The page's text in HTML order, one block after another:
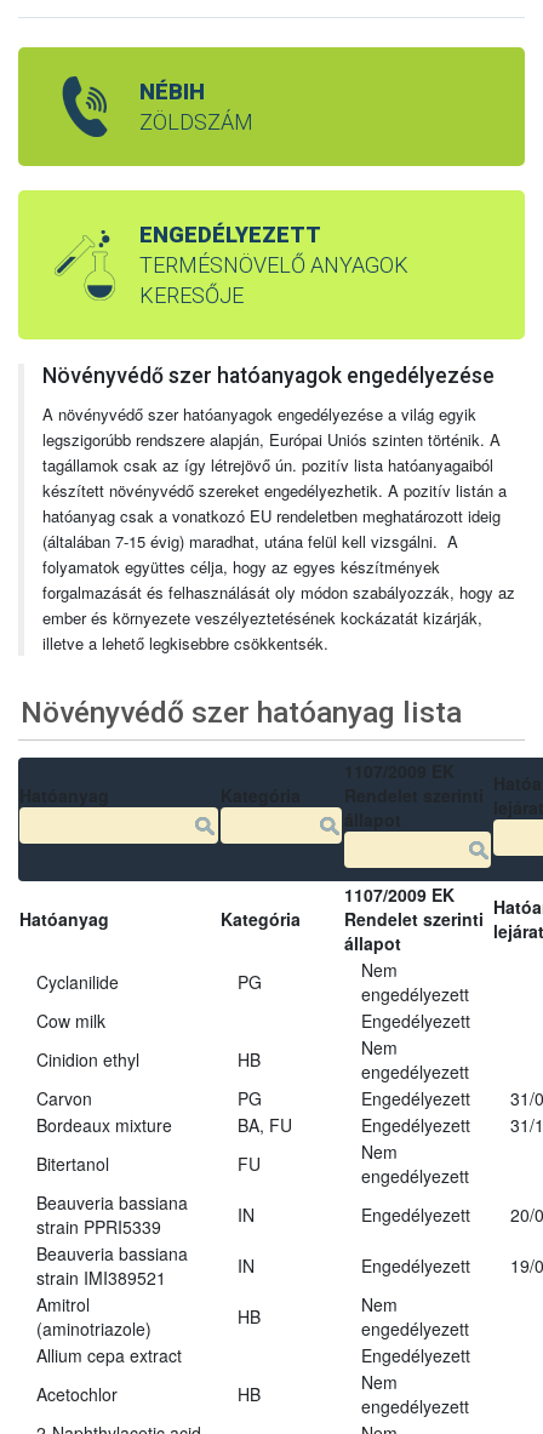
NÉBIH
ZÖLDSZÁM
ENGEDÉLYEZETT
TERMÉSNÖVELŐ ANYAGOK
KERESŐJE
Növényvédő szer hatóanyagok engedélyezése
A növényvédő szer hatóanyagok engedélyezése a világ egyik
legszigorúbb rendszere alapján, Európai Uniós szinten történik. A
tagállamok csak az így létrejövő ún. pozitív lista hatóanyagaiból
készített növényvédő szereket engedélyezhetik. A pozitív listán a
hatóanyag csak a vonatkozó EU rendeletben meghatározott ideig
(általában 7-15 évig) maradhat, utána felül kell vizsgálni. A
folyamatok együttes célja, hogy az egyes készítmények
forgalmazását és felhasználását oly módon szabályozzák, hogy az
ember és környezete veszélyeztetésének kockázatát kizárják,
illetve a lehető legkisebbre csökkentsék.
Növényvédő szer hatóanyag lista
Hatóanyag Kategória
1107/2009 EK
Rendelet szerinti
állapot
Cyclanilide PG
Nem
engedélyezett
Cow milk
Engedélyezett
Cinidion ethyl
HB
Nem
engedélyezett
Carvon
PG Engedélyezett
31/
Bordeaux mixture
BA, FU Engedélyezett
31/
Bitertanol
FU
Nem
engedélyezett
Beauveria bassiana
strain PPRI5339
IN Engedélyezett
20/
Beauveria bassiana
strain IMI389521
IN Engedélyezett
19/
Amitrol
(aminotriazole)
HB
Nem
engedélyezett
Allium cepa extract
Engedélyezett
Acetochlor
HB
Nem
engedélyezett